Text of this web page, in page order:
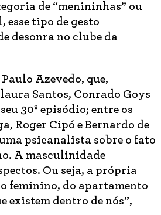
de “menininhas” ou
tipo de gesto
desonra no clube da
Azevedo, que,
Santos, Conrado Goys
30º episódio; entre os
Roger Cipó e Bernardo de
psicanalista sobre o fato
A masculinidade
Ou seja, a própria
feminino, do apartamento
existem dentro de nós”,